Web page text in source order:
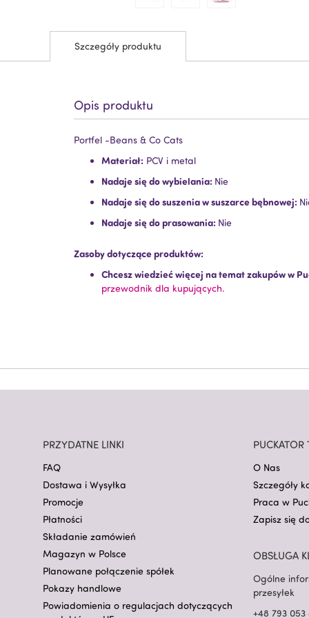
Szczegóły produktu
Opis produktu
Portfel -Beans & Co Cats
Materiał: PCV i metal
Nadaje się do wybielania: Nie
Nadaje się do suszenia w suszarce bębnowej:
Nadaje się do prasowania: Nie
Zasoby dotyczące produktów:
Chcesz wiedzieć więcej na temat zakupów w
przewodnik dla kupujących.
PRZYDATNE LINKI
FAQ
Dostawa i Wysyłka
Promocje
Płatności
Składanie zamówień
Magazyn w Polsce
Planowane połączenie spółek
Pokazy handlowe
Powiadomienia o regulacjach dotyczących
PUCKATOR
O Nas
Szczegóły
Praca w
Zapisz się
OBSŁUGA
Ogólne
przesyłek
+48 793 053